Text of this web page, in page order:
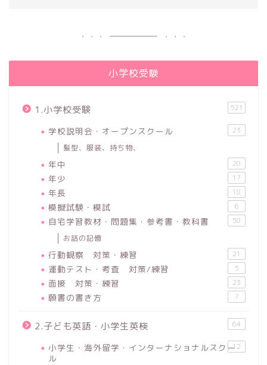
小学校受験
1.小学校受験 521
学校説明会・オープンスクール 23
髪型、服装、持ち物、
年中 20
年少 17
年長 18
模擬試験・模試 6
自宅学習教材・問題集・参考書・教科書 50
お話の記憶
行動観察 対策・練習 21
運動テスト・考査 対策/練習 5
面接 対策・練習 23
願書の書き方 7
2.子ども英語・小学生英検 64
小学生・海外留学・インターナショナルスクー
ル
12